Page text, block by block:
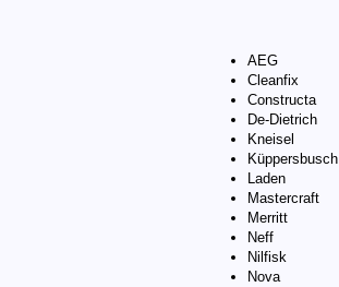
AEG
Cleanfix
Constructa
De-Dietrich
Kneisel
Küppersbusch
Laden
Mastercraft
Merritt
Neff
Nilfisk
Nova